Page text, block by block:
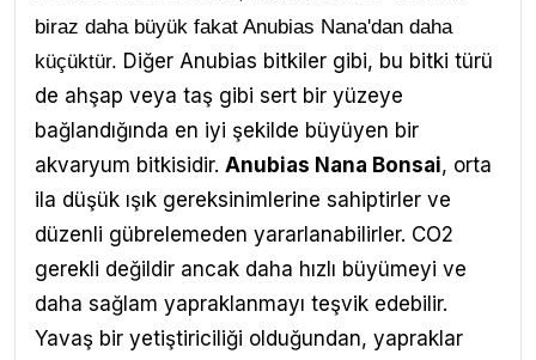
biraz daha büyük fakat Anubias Nana'dan daha
küçüktür. Diğer Anubias bitkiler gibi, bu bitki türü
de ahşap veya taş gibi sert bir yüzeye
bağlandığında en iyi şekilde büyüyen bir
akvaryum bitkisidir. Anubias Nana Bonsai, orta
ila düşük ışık gereksinimlerine sahiptirler ve
düzenli gübrelemeden yararlanabilirler. CO2
gerekli değildir ancak daha hızlı büyümeyi ve
daha sağlam yapraklanmayı teşvik edebilir.
Yavaş bir yetiştiriciliği olduğundan, yapraklar